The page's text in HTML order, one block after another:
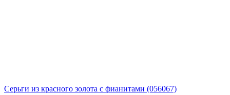
Серьги из красного золота с фианитами (056067)